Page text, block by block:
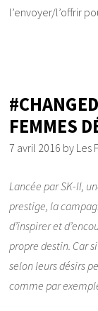
l’envoyer/l’offrir
FEMMES
7 avril 2016 by Les
Lancée par SK-II,
prestige, la
d’inspirer et
propre destin. Car
selon leurs désirs
comme par